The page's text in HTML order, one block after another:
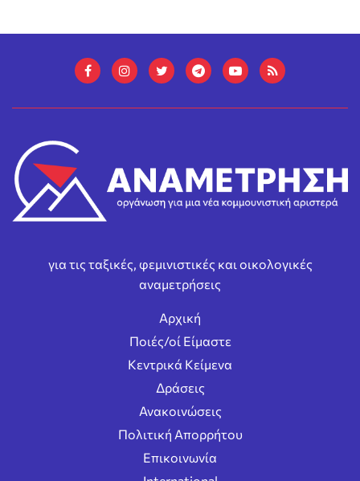
για τις ταξικές, φεμινιστικές και οικολογικές
αναμετρήσεις
Αρχική
Ποιές/οί Είμαστε
Κεντρικά Κείμενα
Δράσεις
Ανακοινώσεις
Πολιτική Απορρήτου
Επικοινωνία